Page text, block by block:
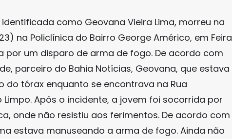
como Geovana Vieira Lima, morreu na
na Policlínica do Bairro George Américo, em Feira
por um disparo de arma de fogo. De acordo com
parceiro do Bahia Notícias, Geovana, que estava
do tórax enquanto se encontrava na Rua
Após o incidente, a jovem foi socorrida por
onde não resistiu aos ferimentos. De acordo com
estava manuseando a arma de fogo. Ainda não